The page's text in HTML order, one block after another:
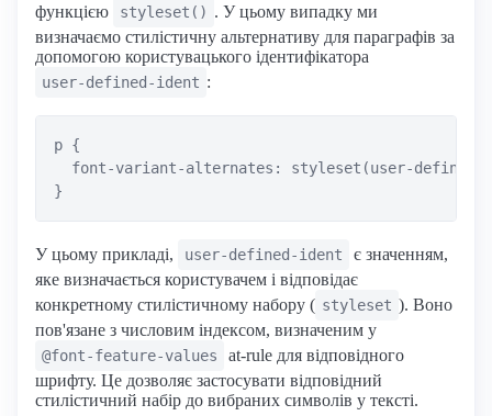
функцією
styleset() . У цьому випадку ми
визначаємо стилістичну альтернативу для параграфів за
допомогою користувацького ідентифікатора
user-defined-ident :
p {
font-variant-alternates: styleset(user-defined-
У цьому прикладі, user-defined-ident
є значенням,
яке визначається користувачем і відповідає
конкретному стилістичному набору ( styleset ). Воно
пов'язане з числовим індексом, визначеним у
@font-feature-values
at-rule для відповідного
шрифту. Це дозволяє застосувати відповідний
стилістичний набір до вибраних символів у тексті.